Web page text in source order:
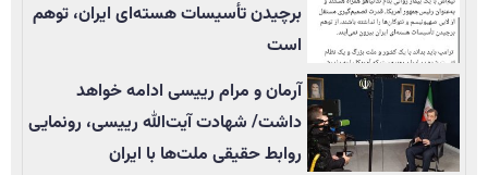
برچیدن تأسيسات هسته‌ای ایران، توهم
است
آرمان و مرام رییسی ادامه خواهد
داشت/ شهادت آیت‌الله رییسی، رونمایی
روابط حقیقی ملت‌ها با ایران